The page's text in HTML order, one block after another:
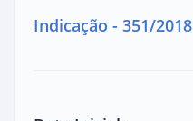
Indicação - 351/2018